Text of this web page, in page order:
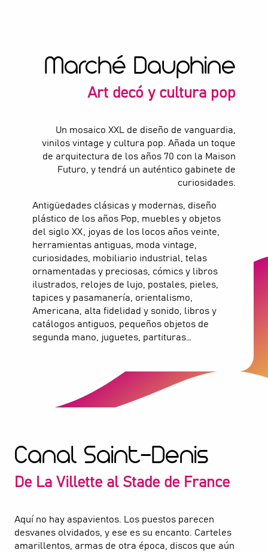
Marché Dauphine
Art decó y cultura pop
Un mosaico XXL de diseño de vanguardia,
vinilos vintage y cultura pop. Añada un toque
de arquitectura de los años 70 con la Maison
Futuro, y tendrá un auténtico gabinete de
curiosidades.
Antigüedades clásicas y modernas, diseño
plástico de los años Pop, muebles y objetos
del siglo XX, joyas de los locos años veinte,
herramientas antiguas, moda vintage,
curiosidades, mobiliario industrial, telas
ornamentadas y preciosas, cómics y libros
ilustrados, relojes de lujo, postales, pieles,
tapices y pasamanería, orientalismo,
Americana, alta fidelidad y sonido, libros y
catálogos antiguos, pequeños objetos de
segunda mano, juguetes, partituras…
Canal Saint-Denis
De La Villette al Stade de France
Aquí no hay aspavientos. Los puestos parecen
desvanes olvidados, y ese es su encanto. Carteles
amarillentos, armas de otra época, discos que aún